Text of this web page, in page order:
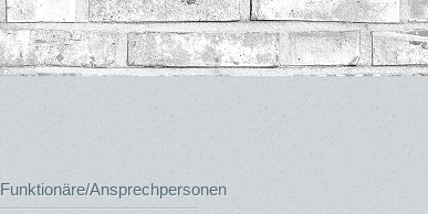
Funktionäre/Ansprechpersonen